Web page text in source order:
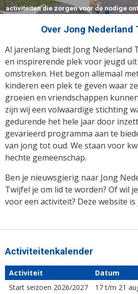
activiteiten die zorgen voor de nodige
Over Jong Nederland
Al jarenlang biedt Jong Nederland
en inspirerende plek voor jeugd
omstreken. Het begon allemaal
kinderen een plek te geven waar
groeien en vriendschappen
zijn wij een volwaardige stichting
gedurende het hele jaar door
gevarieerd programma aan te
van jong tot oud. We staan voor
hechte gemeenschap.
Ben je nieuwsgierig naar Jong
Twijfel je om lid te worden? Of wil
voor een activiteit? Deze website
Activiteitenkalender
Activiteit Datum
Start seizoen 2026/2027
17 t/m 21